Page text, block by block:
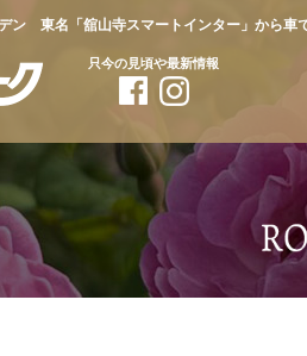
ン 東名「舘山寺スマートインター」から車
只今の見頃や最新情報